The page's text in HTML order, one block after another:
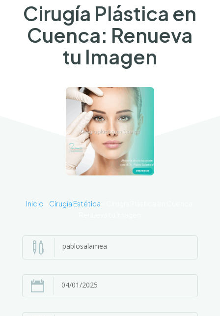
Cirugía Plástica en
Cuenca: Renueva
tu Imagen
Inicio Cirugía Estética
 pablosalamea
 04/01/2025